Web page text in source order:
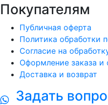
Покупателям
Публичная оферта
Политика обработки
Согласие на
Оформление заказа и
Доставка и возврат
Задать